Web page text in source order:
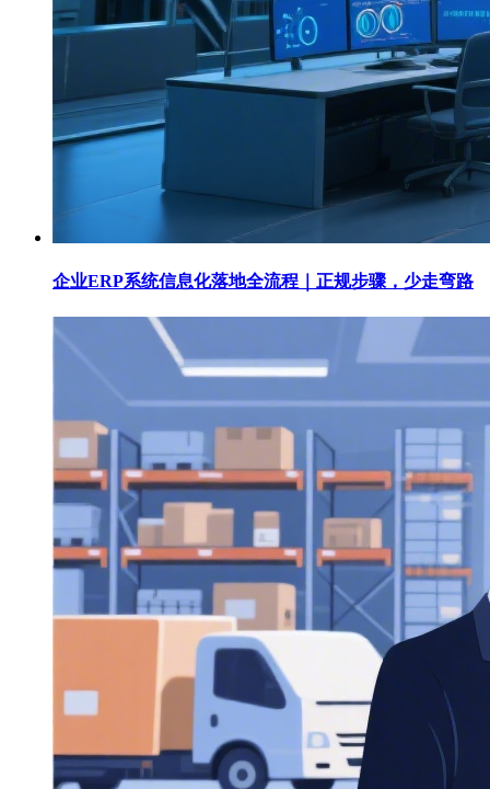
企业ERP系统信息化落地全流程｜正规步骤，少走弯路